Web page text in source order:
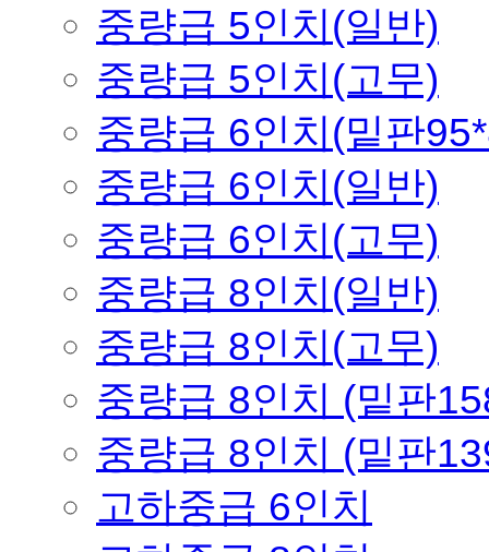
중량급 5인치(일반)
중량급 5인치(고무)
중량급 6인치(밑판
중량급 6인치(일반)
중량급 6인치(고무)
중량급 8인치(일반)
중량급 8인치(고무)
중량급 8인치 (밑판
중량급 8인치 (밑판
고하중급 6인치